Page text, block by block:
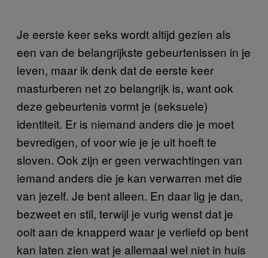
Je eerste keer seks wordt altijd gezien als
een van de belangrijkste gebeurtenissen in je
leven, maar ik denk dat de eerste keer
masturberen net zo belangrijk is, want ook
deze gebeurtenis vormt je (seksuele)
identiteit. Er is niemand anders die je moet
bevredigen, of voor wie je je uit hoeft te
sloven. Ook zijn er geen verwachtingen van
iemand anders die je kan verwarren met die
van jezelf. Je bent alleen. En daar lig je dan,
bezweet en stil, terwijl je vurig wenst dat je
ooit aan de knapperd waar je verliefd op bent
kan laten zien wat je allemaal wel niet in huis